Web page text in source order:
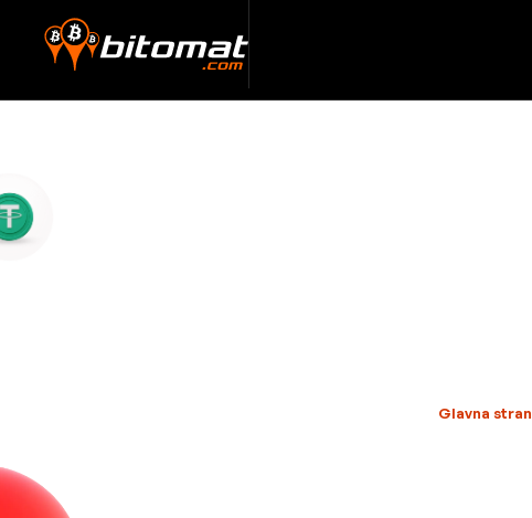
Glavna stran